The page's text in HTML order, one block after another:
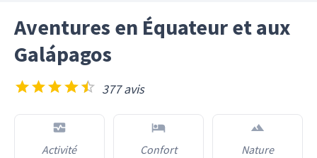
Aventures en Équateur et aux
Galápagos
377 avis
Activité Confort Nature